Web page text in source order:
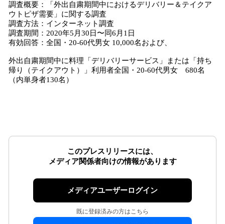
調査概要：「外出自粛期間中におけるデリバリー＆テイクア
ウトピザ需要」に関する調査
調査方法：インターネット調査
調査期間：2020年5月30日〜同6月1日
有効回答：全国・20-60代男女 10,000名および、
外出自粛期間中に料理「デリバリーサービス」または「持ち
帰り（テイクアウト）」利用者全国・20-60代男女 680名
（内単身者130名）
このプレスリリースには、
メディア関係者向けの情報があります
メディアユーザーログイン
既に登録済みの方はこちら